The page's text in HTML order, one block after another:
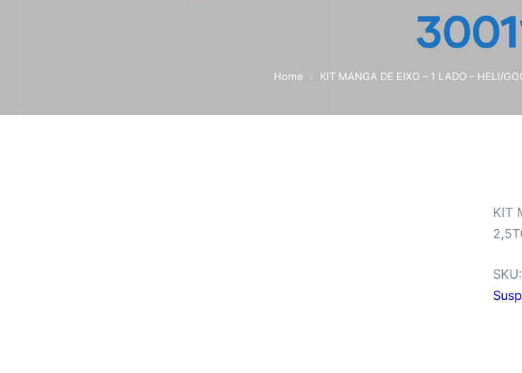
Home KIT MANGA DE EIXO – 1 LADO – HELI/
KIT
SKU: